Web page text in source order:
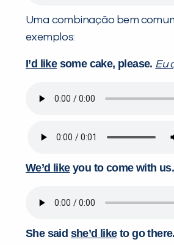
Uma combinação bem
exemplos:
I’d likesome cake, please. Eu
We’d likeyou to come with
She said she’d liketo go there.